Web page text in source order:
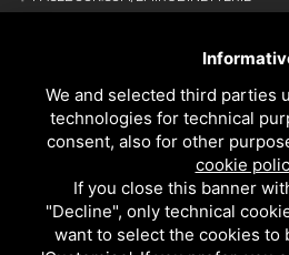
20062 CASSANO D’ADDA MI - ITALIA
ΕΠΙΧΕΙΡΗΣΙΑΚΌ ΑΡΧΗΓΕΊΟ
VIA GIOVANNI FALCONE, 4
20873 CAVENAGO DI BRIANZA MB - ITALIA
ΚΟΥΖΙΝΑΣ
ΌΛΑ ΤΑ ΠΡΟΪΌΝΤΑ
We and selected third parties
technologies for technical
consent, also for other
cookie
If you close this banner
"Decline", only technical
want to select the cookies to